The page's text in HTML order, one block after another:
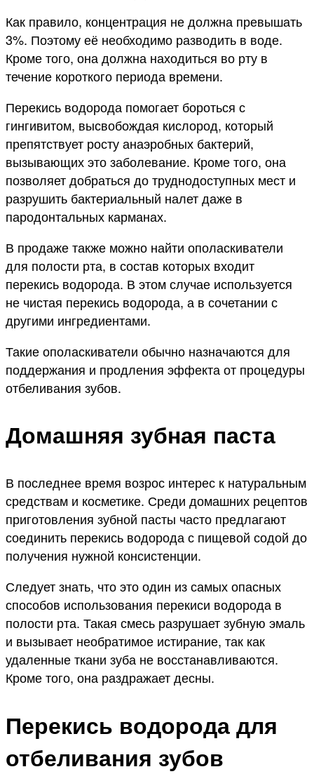
Как правило, концентрация не должна превышать
3%. Поэтому её необходимо разводить в воде.
Кроме того, она должна находиться во рту в
течение короткого периода времени.
Перекись водорода помогает бороться с
гингивитом, высвобождая кислород, который
препятствует росту анаэробных бактерий,
вызывающих это заболевание. Кроме того, она
позволяет добраться до труднодоступных мест и
разрушить бактериальный налет даже в
пародонтальных карманах.
В продаже также можно найти ополаскиватели
для полости рта, в состав которых входит
перекись водорода. В этом случае используется
не чистая перекись водорода, а в сочетании с
другими ингредиентами.
Такие ополаскиватели обычно назначаются для
поддержания и продления эффекта от процедуры
отбеливания зубов.
Домашняя зубная паста
В последнее время возрос интерес к натуральным
средствам и косметике. Среди домашних рецептов
приготовления зубной пасты часто предлагают
соединить перекись водорода с пищевой содой до
получения нужной консистенции.
Следует знать, что это один из самых опасных
способов использования перекиси водорода в
полости рта. Такая смесь разрушает зубную эмаль
и вызывает необратимое истирание, так как
удаленные ткани зуба не восстанавливаются.
Кроме того, она раздражает десны.
Перекись водорода для
отбеливания зубов